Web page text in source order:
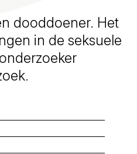
dooddoener. Het
in de seksuele